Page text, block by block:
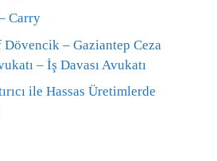
Carry
– Gaziantep Ceza
– İş Davası Avukatı
ile Hassas Üretimlerde